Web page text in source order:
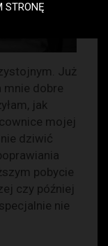
Już
mnie dobre
jak
mojej
dziwić
pobycie
czy później
nie
STRONĘ